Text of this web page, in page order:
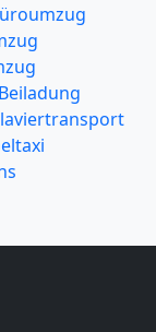
Beiladung